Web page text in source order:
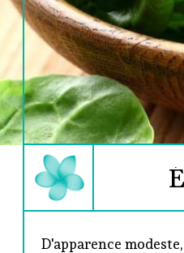
D'apparence